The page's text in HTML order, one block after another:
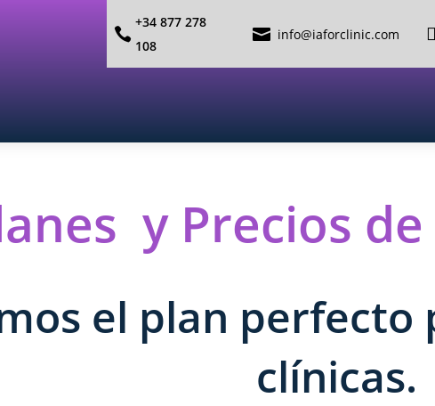

+34 877 278
108
 info@iaforclinic.com 
y Precios
el plan
clínicas.